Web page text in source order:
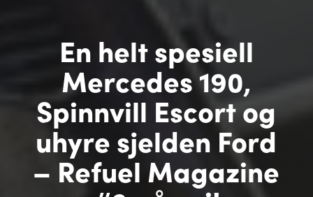
En helt spesiell
Mercedes 190,
Spinnvill Escort og
uhyre sjelden Ford
– Refuel Magazine